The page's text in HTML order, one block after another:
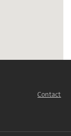
Contact